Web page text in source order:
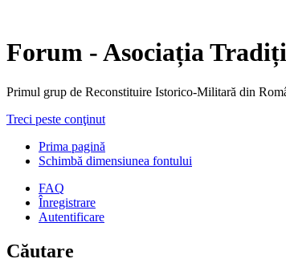
Forum - Asociația
Primul grup de Reconstituire Istorico-Militară din
Treci peste conţinut
Prima pagină
Schimbă dimensiunea fontului
FAQ
Înregistrare
Autentificare
Căutare